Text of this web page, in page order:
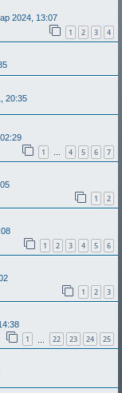
2024, 13:07
1 2 3 4
20:35
1 … 4 5 6 7
1 2
1 2 3 4 5 6
1 2 3
1 22 23 24 25